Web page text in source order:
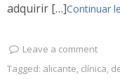
adquirir […]Continuar
Leave a comment
Tagged: alicante, clínica,